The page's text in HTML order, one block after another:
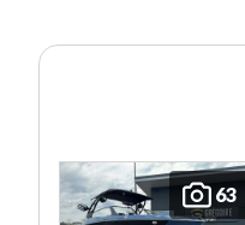
63